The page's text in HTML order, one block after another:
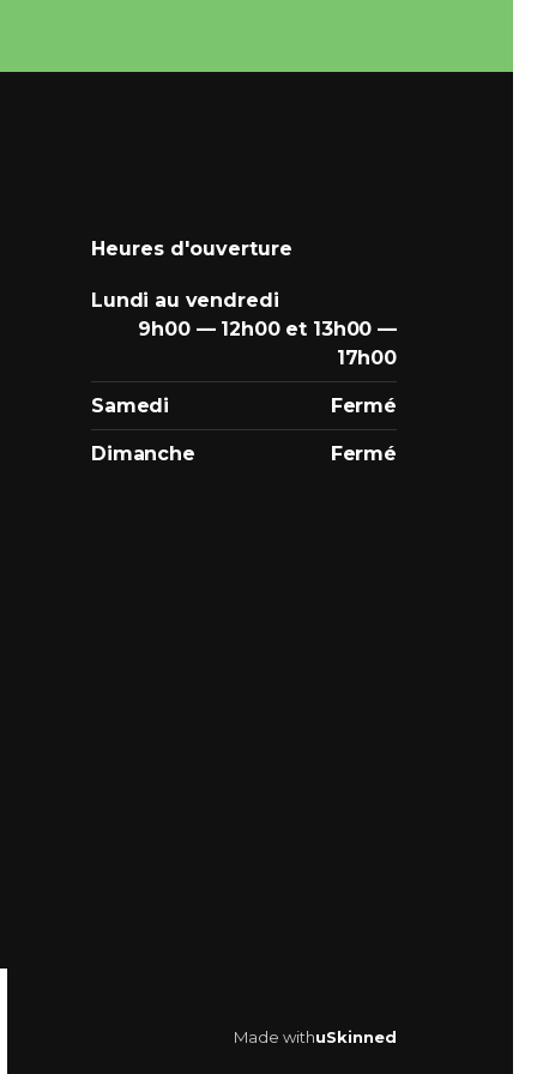
Heures d'ouverture
Lundi au vendredi
9h00 — 12h00 et 13h00 —
17h00
Samedi Fermé
Dimanche Fermé
Made withuSkinned